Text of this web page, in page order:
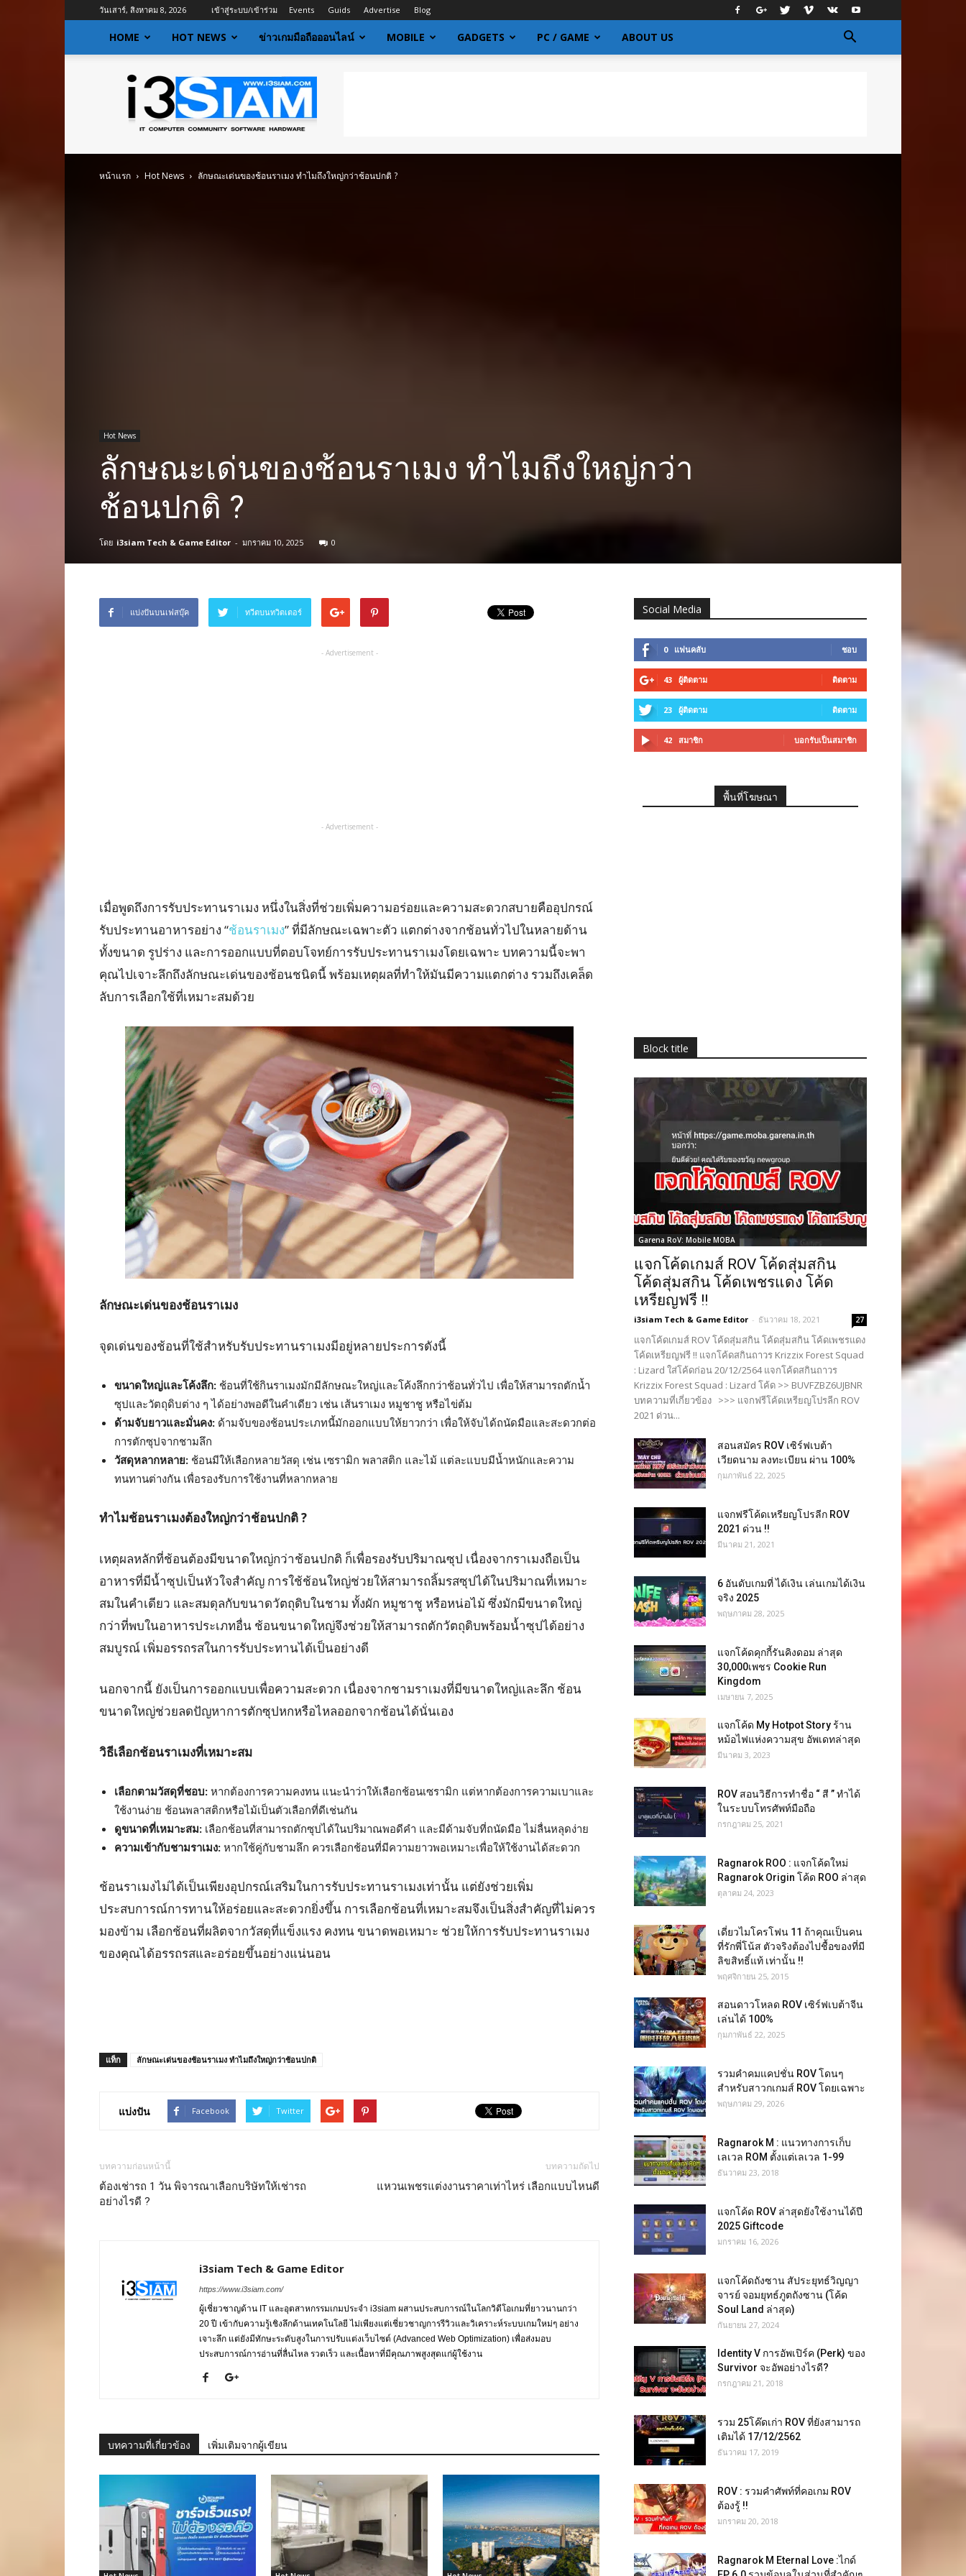
วันเสาร์, สิงหาคม 8, 2026 เข้าสู่ระบบ/เข้าร่วม Events Guids Advertise Blog
HOME HOT NEWS ข่าวเกมมือถือออนไลน์ MOBILE GADGETS PC / GAME ABOUT US
I3siam
ข่าว
ไอที
ข้อมูล
ข่าวสาร
หน้าแรก Hot News ลักษณะเด่นของช้อนราเมง ทำไมถึงใหญ่กว่าช้อนปกติ ?
Hot News
ลักษณะเด่นของช้อนราเมง ทำไมถึงใหญ่กว่า
ช้อนปกติ ?
โดย i3siam Tech & Game Editor - มกราคม 10, 2025 0
แบ่งปันบนเฟสบุ๊ค ทวีตบนทวิตเตอร์
- Advertisement -
- Advertisement -
เมื่อพูดถึงการรับประทานราเมง หนึ่งในสิ่งที่ช่วยเพิ่มความอร่อยและความสะดวกสบายคืออุปกรณ์
รับประทานอาหารอย่าง “ช้อนราเมง” ที่มีลักษณะเฉพาะตัว แตกต่างจากช้อนทั่วไปในหลายด้าน
ทั้งขนาด รูปร่าง และการออกแบบที่ตอบโจทย์การรับประทานราเมงโดยเฉพาะ บทความนี้จะพา
คุณไปเจาะลึกถึงลักษณะเด่นของช้อนชนิดนี้ พร้อมเหตุผลที่ทำให้มันมีความแตกต่าง รวมถึงเคล็ด
ลับการเลือกใช้ที่เหมาะสมด้วย
ลักษณะเด่นของช้อนราเมง
จุดเด่นของช้อนที่ใช้สำหรับรับประทานราเมงมีอยู่หลายประการดังนี้
ขนาดใหญ่และโค้งลึก: ช้อนที่ใช้กินราเมงมักมีลักษณะใหญ่และโค้งลึกกว่าช้อนทั่วไป เพื่อให้สามารถตักน้ำ
ซุปและวัตถุดิบต่าง ๆ ได้อย่างพอดีในคำเดียว เช่น เส้นราเมง หมูชาชู หรือไข่ต้ม
ด้ามจับยาวและมั่นคง: ด้ามจับของช้อนประเภทนี้มักออกแบบให้ยาวกว่า เพื่อให้จับได้ถนัดมือและสะดวกต่อ
การตักซุปจากชามลึก
วัสดุหลากหลาย: ช้อนมีให้เลือกหลายวัสดุ เช่น เซรามิก พลาสติก และไม้ แต่ละแบบมีน้ำหนักและความ
ทนทานต่างกัน เพื่อรองรับการใช้งานที่หลากหลาย
ทำไมช้อนราเมงต้องใหญ่กว่าช้อนปกติ ?
เหตุผลหลักที่ช้อนต้องมีขนาดใหญ่กว่าช้อนปกติ ก็เพื่อรองรับปริมาณซุป เนื่องจากราเมงถือเป็น
อาหารที่มีน้ำซุปเป็นหัวใจสำคัญ การใช้ช้อนใหญ่ช่วยให้สามารถลิ้มรสซุปได้ในปริมาณที่เหมาะ
สมในคำเดียว และสมดุลกับขนาดวัตถุดิบในชาม ทั้งผัก หมูชาชู หรือหน่อไม้ ซึ่งมักมีขนาดใหญ่
กว่าที่พบในอาหารประเภทอื่น ช้อนขนาดใหญ่จึงช่วยให้สามารถตักวัตถุดิบพร้อมน้ำซุปได้อย่าง
สมบูรณ์ เพิ่มอรรถรสในการรับประทานได้เป็นอย่างดี
นอกจากนี้ ยังเป็นการออกแบบเพื่อความสะดวก เนื่องจากชามราเมงที่มีขนาดใหญ่และลึก ช้อน
ขนาดใหญ่ช่วยลดปัญหาการตักซุปหกหรือไหลออกจากช้อนได้นั่นเอง
วิธีเลือกช้อนราเมงที่เหมาะสม
เลือกตามวัสดุที่ชอบ: หากต้องการความคงทน แนะนำว่าให้เลือกช้อนเซรามิก แต่หากต้องการความเบาและ
ใช้งานง่าย ช้อนพลาสติกหรือไม้เป็นตัวเลือกที่ดีเช่นกัน
ดูขนาดที่เหมาะสม: เลือกช้อนที่สามารถตักซุปได้ในปริมาณพอดีคำ และมีด้ามจับที่ถนัดมือ ไม่ลื่นหลุดง่าย
ความเข้ากับชามราเมง: หากใช้คู่กับชามลึก ควรเลือกช้อนที่มีความยาวพอเหมาะเพื่อให้ใช้งานได้สะดวก
ช้อนราเมงไม่ได้เป็นเพียงอุปกรณ์เสริมในการรับประทานราเมงเท่านั้น แต่ยังช่วยเพิ่ม
ประสบการณ์การทานให้อร่อยและสะดวกยิ่งขึ้น การเลือกช้อนที่เหมาะสมจึงเป็นสิ่งสำคัญที่ไม่ควร
มองข้าม เลือกช้อนที่ผลิตจากวัสดุที่แข็งแรง คงทน ขนาดพอเหมาะ ช่วยให้การรับประทานราเมง
ของคุณได้อรรถรสและอร่อยขึ้นอย่างแน่นอน
แท็ก ลักษณะเด่นของช้อนราเมง ทำไมถึงใหญ่กว่าช้อนปกติ
แบ่งปัน Facebook Twitter
บทความก่อนหน้านี้
ต้องเช่ารถ 1 วัน พิจารณาเลือกบริษัทให้เช่ารถ
อย่างไรดี ?
บทความถัดไป
แหวนเพชรแต่งงานราคาเท่าไหร่ เลือกแบบไหนดี
i3siam Tech & Game Editor
https://www.i3siam.com/
ผู้เชี่ยวชาญด้าน IT และอุตสาหกรรมเกมประจำ i3siam ผสานประสบการณ์ในโลกวิดีโอเกมที่ยาวนานกว่า
20 ปี เข้ากับความรู้เชิงลึกด้านเทคโนโลยี ไม่เพียงแต่เชี่ยวชาญการรีวิวและวิเคราะห์ระบบเกมใหม่ๆ อย่าง
เจาะลึก แต่ยังมีทักษะระดับสูงในการปรับแต่งเว็บไซต์ (Advanced Web Optimization) เพื่อส่งมอบ
ประสบการณ์การอ่านที่ลื่นไหล รวดเร็ว และเนื้อหาที่มีคุณภาพสูงสุดแก่ผู้ใช้งาน
บทความที่เกี่ยวข้อง เพิ่มเติมจากผู้เขียน
Social Media
0 แฟนคลับ ชอบ
43 ผู้ติดตาม ติดตาม
23 ผู้ติดตาม ติดตาม
42 สมาชิก บอกรับเป็นสมาชิก
พื้นที่โฆษณา
Block title
Garena RoV: Mobile MOBA
แจกโค้ดเกมส์ ROV โค้ดสุ่มสกิน
โค้ดสุ่มสกิน โค้ดเพชรแดง โค้ด
เหรียญฟรี !!
i3siam Tech & Game Editor - ธันวาคม 18, 2021 27
แจกโค้ดเกมส์ ROV โค้ดสุ่มสกิน โค้ดสุ่มสกิน โค้ดเพชรแดง
โค้ดเหรียญฟรี !! แจกโค้ดสกินถาวร Krizzix Forest Squad
: Lizard ใส่โค้ดก่อน 20/12/2564 แจกโค้ดสกินถาวร
Krizzix Forest Squad : Lizard โค้ด >> BUVFZBZ6UJBNR
บทความที่เกี่ยวข้อง >>> แจกฟรีโค้ดเหรียญโปรลีก ROV
2021 ด่วน...
สอนสมัคร ROV เซิร์ฟเบต้า
เวียดนาม ลงทะเบียน ผ่าน 100%
กุมภาพันธ์ 22, 2025
แจกฟรีโค้ดเหรียญโปรลีก ROV
2021 ด่วน !!
มีนาคม 21, 2021
6 อันดับเกมที่ ได้เงิน เล่นเกมได้เงิน
จริง 2025
พฤษภาคม 28, 2025
แจกโค้ดคุกกี้รันคิงดอม ล่าสุด
30,000เพชร Cookie Run
Kingdom
เมษายน 7, 2025
แจกโค้ด My Hotpot Story ร้าน
หม้อไฟแห่งความสุข อัพเดทล่าสุด
มีนาคม 3, 2023
ROV สอนวิธีการทำชื่อ “ สี ” ทำได้
ในระบบโทรศัพท์มือถือ
กรกฎาคม 25, 2021
Ragnarok ROO : แจกโค้ดใหม่
Ragnarok Origin โค้ด ROO ล่าสุด
ตุลาคม 24, 2023
เดี่ยวไมโครโฟน 11 ถ้าคุณเป็นคน
ที่รักพี่โน้ส ตัวจริงต้องไปชื้อของที่มี
ลิขสิทธิ์แท้ เท่านั้น !!
พฤศจิกายน 25, 2015
สอนดาวโหลด ROV เซิร์ฟเบต้าจีน
เล่นได้ 100%
กุมภาพันธ์ 22, 2025
รวมคำคมแคปชั่น ROV โดนๆ
สำหรับสาวกเกมส์ ROV โดยเฉพาะ
พฤษภาคม 29, 2026
Ragnarok M : แนวทางการเก็บ
เลเวล ROM ตั้งแต่เลเวล 1-99
ธันวาคม 23, 2018
แจกโค้ด ROV ล่าสุดยังใช้งานได้ปี
2025 Giftcode
มกราคม 16, 2026
แจกโค้ดถังซาน สัประยุทธ์วิญญา
จารย์ จอมยุทธ์ภูตถังซาน (โค้ด
Soul Land ล่าสุด)
กันยายน 27, 2024
Identity V การอัพเปิร์ค (Perk) ของ
Survivor จะอัพอย่างไรดี?
กรกฎาคม 21, 2018
รวม 25โค๊ดเก่า ROV ที่ยังสามารถ
เติมได้ 17/12/2562
ธันวาคม 17, 2019
ROV : รวมคำศัพท์ที่คอเกม ROV
ต้องรู้ !!
มกราคม 20, 2018
Ragnarok M Eternal Love :ไกด์